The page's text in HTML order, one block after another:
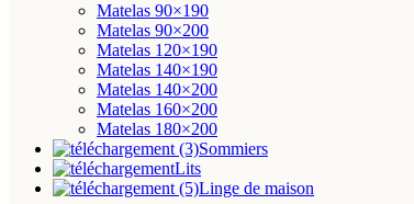
Matelas 90×190
Matelas 90×200
Matelas 120×190
Matelas 140×190
Matelas 140×200
Matelas 160×200
Matelas 180×200
Sommiers
Lits
Linge de maison